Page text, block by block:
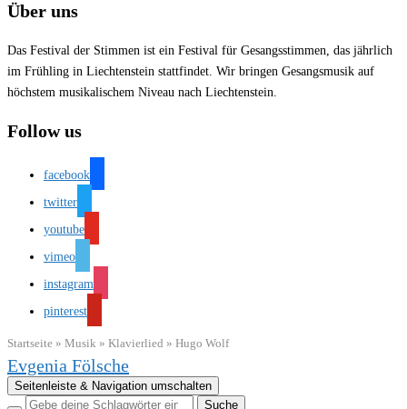
Über uns
Das Festival der Stimmen ist ein Festival für Gesangsstimmen, das jährlich
im Frühling in Liechtenstein stattfindet. Wir bringen Gesangsmusik auf
höchstem musikalischem Niveau nach Liechtenstein.
Follow us
facebook
twitter
youtube
vimeo
instagram
pinterest
Startseite » Musik » Klavierlied » Hugo Wolf
Evgenia Fölsche
Seitenleiste & Navigation umschalten